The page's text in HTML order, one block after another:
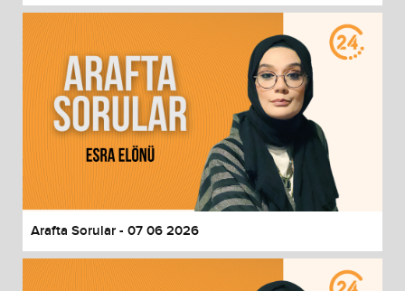
Arafta Sorular - 07 06 2026